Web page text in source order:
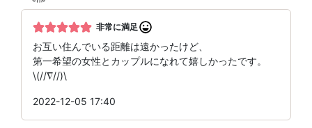
非常に満足
お互い住んでいる距離は遠かったけど、
第一希望の女性とカップルになれて嬉しかったです。
\(//∇//)\
2022-12-05 17:40